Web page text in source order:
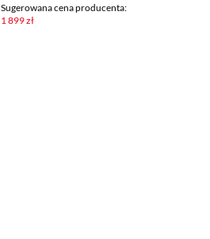
Sugerowana cena producenta:
1 899 zł